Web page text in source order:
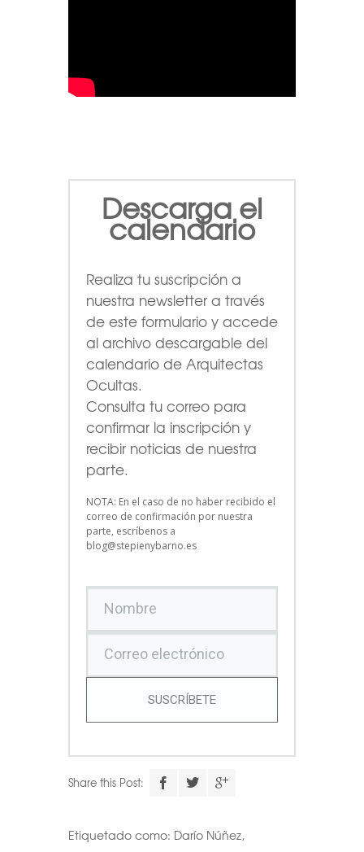
Descarga el
calendario
Realiza tu suscripción a
nuestra newsletter a través
de este formulario y accede
al archivo descargable del
calendario de Arquitectas
Ocultas.
Consulta tu correo para
confirmar la inscripción y
recibir noticias de nuestra
parte.
NOTA: En el caso de no haber recibido el
correo de confirmación por nuestra
parte, escríbenos a
blog@stepienybarno.es
SUSCRÍBETE
Share this Post:
Etiquetado como: Darío Núñez,